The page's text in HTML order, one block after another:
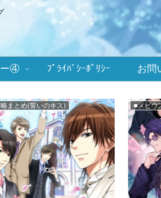
ー④ ﾌﾟﾗｲﾊﾞｼｰﾎﾟﾘｼｰ お問
メンヴィラン メイン